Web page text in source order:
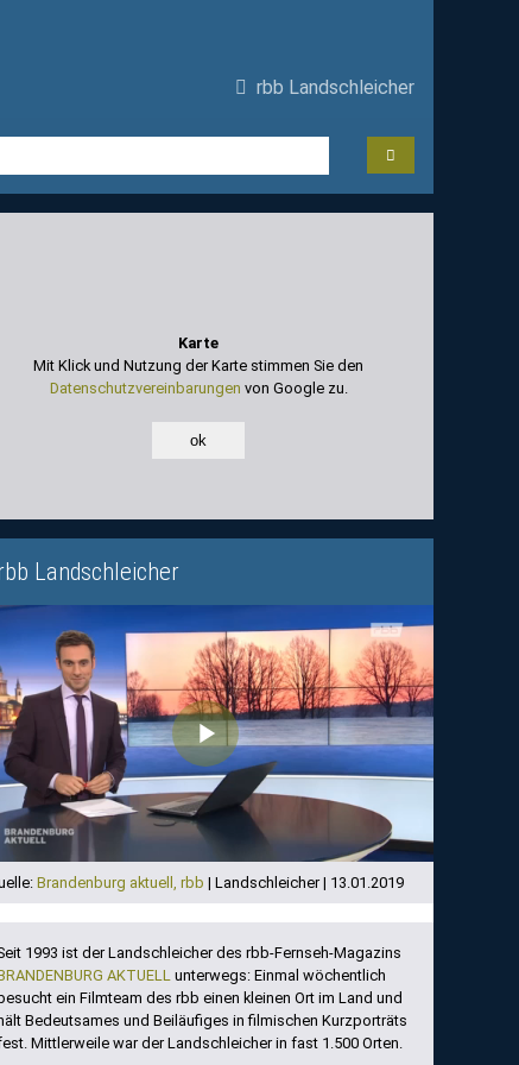
rbb Landschleicher
Karte
Mit Klick und Nutzung der Karte stimmen Sie den
Datenschutzvereinbarungen von Google zu.
ok
Landschleicher
Play
Video
Brandenburg aktuell, rbb | Landschleicher | 13.01.2019
1993 ist der Landschleicher des rbb-Fernseh-Magazins
AKTUELL unterwegs: Einmal wöchentlich
besucht ein Filmteam des rbb einen kleinen Ort im Land und
hält Bedeutsames und Beiläufiges in filmischen Kurzporträts
Mittlerweile war der Landschleicher in fast 1.500 Orten.